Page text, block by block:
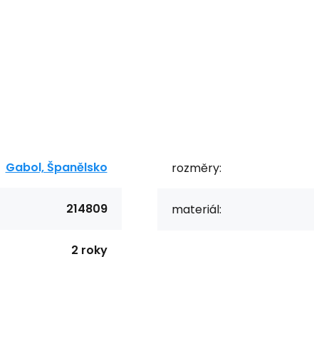
Gabol, Španělsko
214809
2 roky
rozměry:
materiál: